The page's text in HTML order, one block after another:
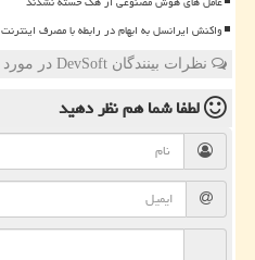
واکنش ایرانسل به ابهام در رابطه با مصرف اینترنت
نظرات بینندگان DevSoft در مورد این مطلب
لطفا شما همنظر دهید